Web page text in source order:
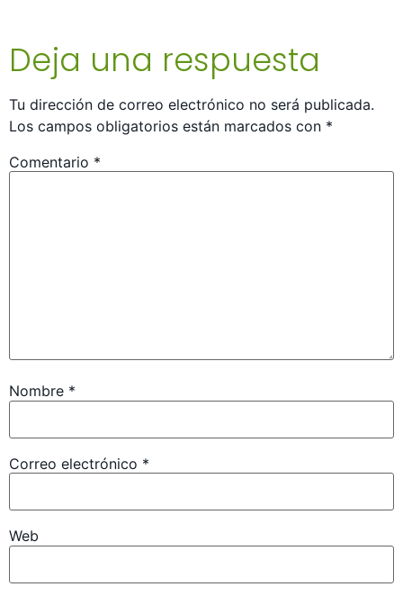
Deja una respuesta
Tu dirección de correo electrónico no será publicada.
Los campos obligatorios están marcados con *
Comentario *
Nombre *
Correo electrónico *
Web